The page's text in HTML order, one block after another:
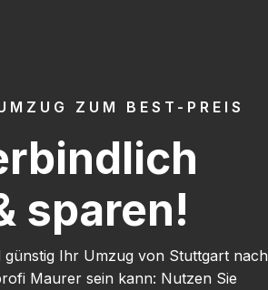
ZUM BEST-PREIS
sparen!
günstig Ihr Umzug von Stuttgart nach
Maurer sein kann: Nutzen Sie